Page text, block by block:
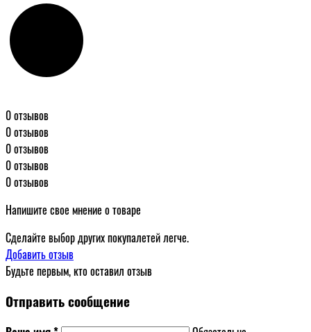
0 отзывов
0 отзывов
0 отзывов
0 отзывов
0 отзывов
Напишите свое мнение о товаре
Сделайте выбор других покупалетей легче.
Добавить отзыв
Будьте первым, кто оставил отзыв
Отправить сообщение